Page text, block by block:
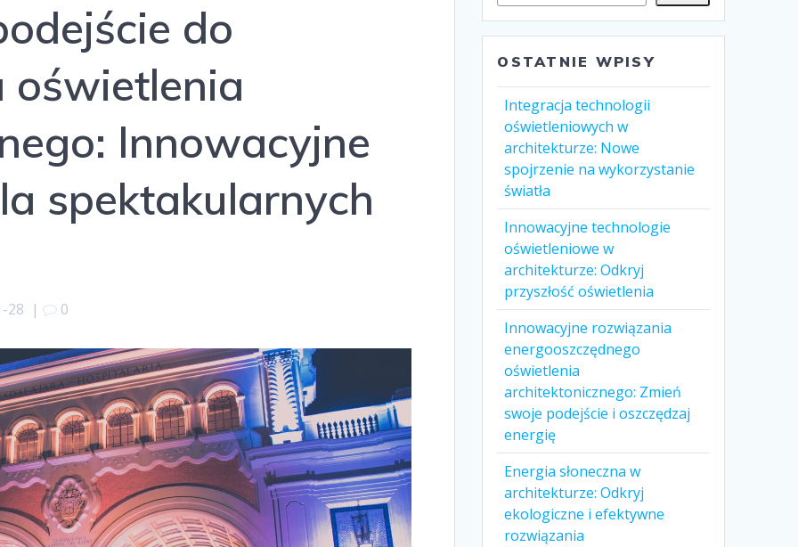
do
Innowacyjne
spektakularnych
28 | 0
OSTATNIE WPISY
Integracja technologii
oświetleniowych w
architekturze: Nowe
spojrzenie na wykorzystanie
światła
Innowacyjne technologie
oświetleniowe w
architekturze: Odkryj
przyszłość oświetlenia
Innowacyjne rozwiązania
energooszczędnego
oświetlenia
architektonicznego: Zmień
swoje podejście i oszczędzaj
energię
Energia słoneczna w
architekturze: Odkryj
ekologiczne i efektywne
rozwiązania